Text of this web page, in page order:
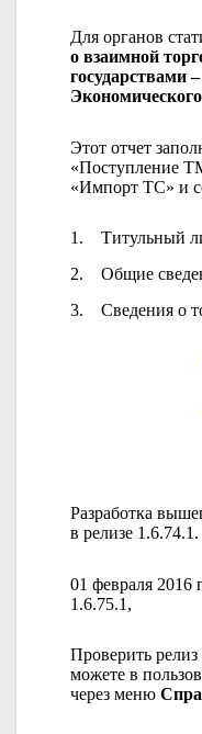
Для органов
о взаимной
государствами
Этот отчет
«Поступление
«Импорт ТС» и
1.
Титульный
2.
Общие
3.
Сведения о
Разработка
в релизе 1.6.74.1.
01 февраля 2016
1.6.75.1,
Проверить
можете в
через меню